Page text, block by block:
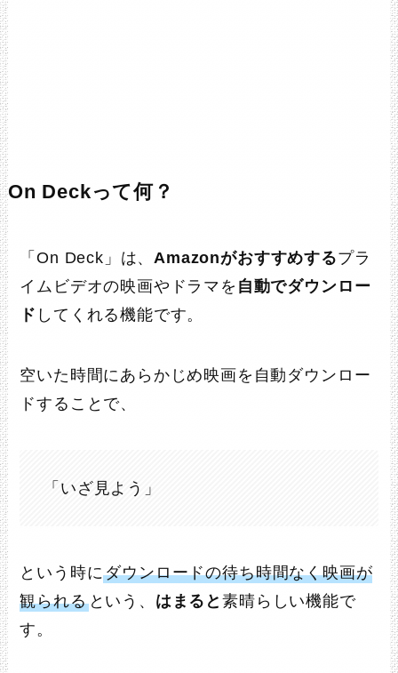
トランセンド microSDカード
提供】Nintendo Switch 動作確
AE【Amazon.co.jp限定】
Yahooで探す
On Deckって何？
「On Deck」は、Amazonがおすすめするプラ
イムビデオの映画やドラマを 自動でダウンロー
ド してくれる機能です。
空いた時間にあらかじめ映画を自動ダウンロー
ドすることで、
「いざ見よう」
という時にダウンロードの待ち時間なく映画が
観られるという、 はまると素晴らしい機能で
す。